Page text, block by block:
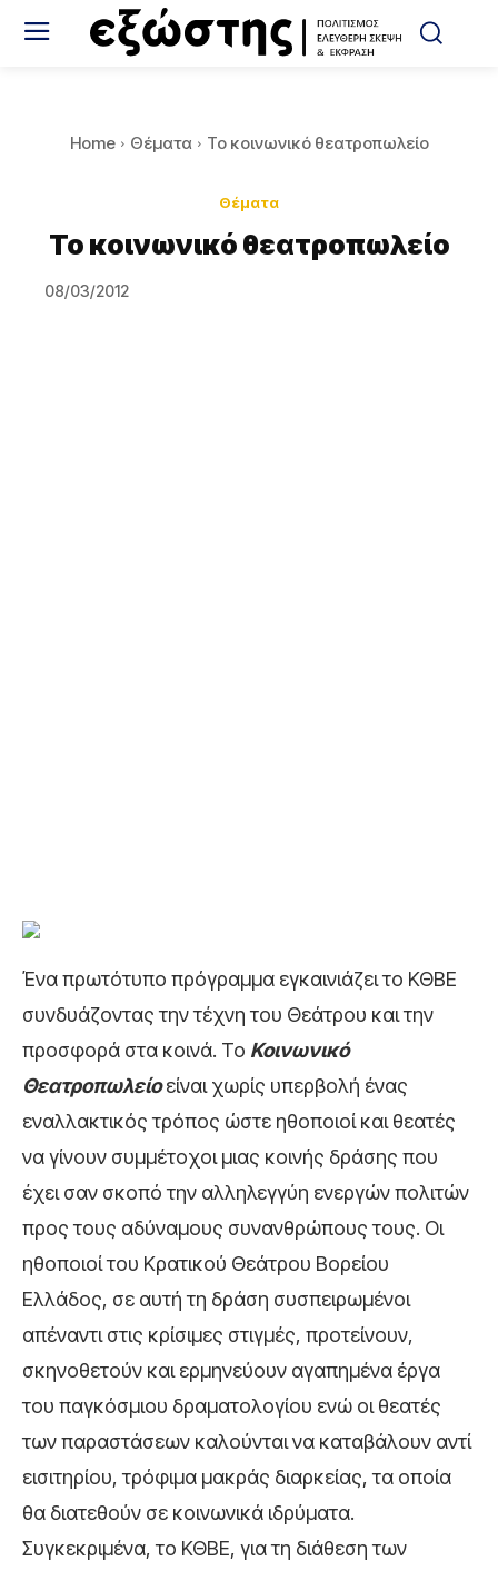
Home Θέματα Το κοινωνικό θεατροπωλείο
Θέματα
Το κοινωνικό θεατροπωλείο
08/03/2012
Ένα πρωτότυπο πρόγραμμα εγκαινιάζει το ΚΘΒΕ
συνδυάζοντας την τέχνη του Θεάτρου και την
προσφορά στα κοινά. Το Κοινωνικό
Θεατροπωλείοείναι χωρίς υπερβολή ένας
εναλλακτικός τρόπος ώστε ηθοποιοί και θεατές
να γίνουν συμμέτοχοι μιας κοινής δράσης που
έχει σαν σκοπό την αλληλεγγύη ενεργών πολιτών
προς τους αδύναμους συνανθρώπους τους. Οι
ηθοποιοί του Κρατικού Θεάτρου Βορείου
Ελλάδος, σε αυτή τη δράση συσπειρωμένοι
απέναντι στις κρίσιμες στιγμές, προτείνουν,
σκηνοθετούν και ερμηνεύουν αγαπημένα έργα
του παγκόσμιου δραματολογίου ενώ οι θεατές
των παραστάσεων καλούνται να καταβάλουν αντί
εισιτηρίου, τρόφιμα μακράς διαρκείας, τα οποία
θα διατεθούν σε κοινωνικά ιδρύματα.
Συγκεκριμένα, το ΚΘΒΕ, για τη διάθεση των